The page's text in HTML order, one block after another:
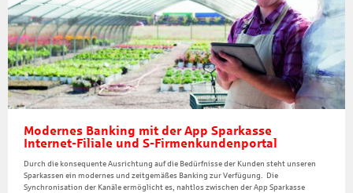
Modernes Banking mit der App Sparkasse
Internet-Filiale und S-Firmenkundenportal
Durch die konsequente Ausrichtung auf die Bedürfnisse der Kunden steht unseren
Sparkassen ein modernes und zeitgemäßes Banking zur Verfügung. Die
Synchronisation der Kanäle ermöglicht es, nahtlos zwischen der App Sparkasse